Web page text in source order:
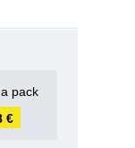
pack
€